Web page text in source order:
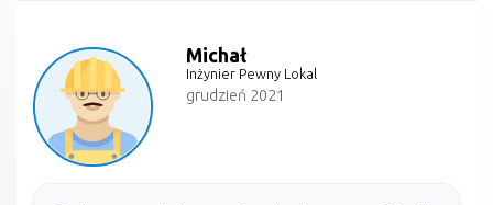
Michał
Inżynier Pewny Lokal
grudzień 2021